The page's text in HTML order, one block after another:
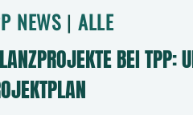
NEWS | ALLE
BEI TPP: